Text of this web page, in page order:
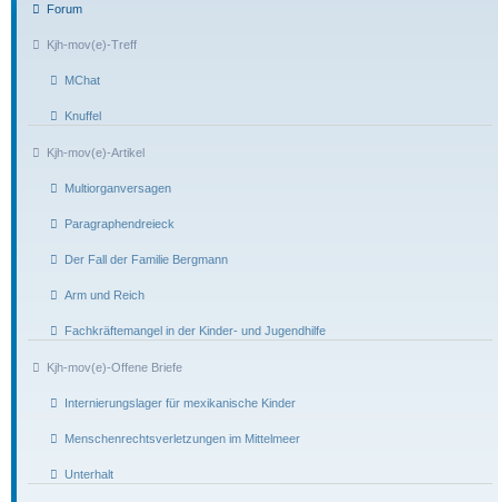
Forum
Kjh-mov(e)-Treff
MChat
Knuffel
Kjh-mov(e)-Artikel
Multiorganversagen
Paragraphendreieck
Der Fall der Familie Bergmann
Arm und Reich
Fachkräftemangel in der Kinder- und Jugendhilfe
Kjh-mov(e)-Offene Briefe
Internierungslager für mexikanische Kinder
Menschenrechtsverletzungen im Mittelmeer
Unterhalt